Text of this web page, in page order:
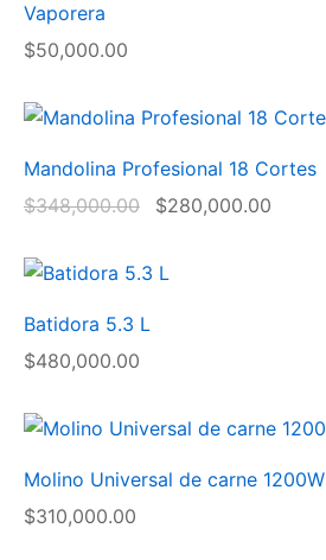
Vaporera
$50,000.00
Mandolina Profesional 18 Cortes
$348,000.00 $280,000.00
Batidora 5.3 L
$480,000.00
Molino Universal de carne 1200W
$310,000.00